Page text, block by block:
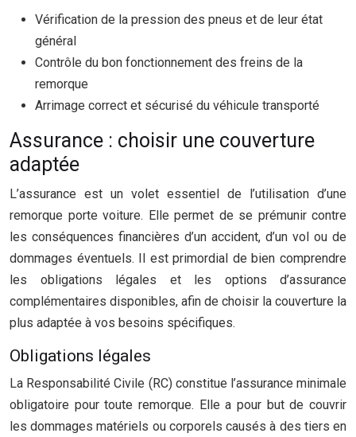
Vérification de la pression des pneus et de leur état
général
Contrôle du bon fonctionnement des freins de la
remorque
Arrimage correct et sécurisé du véhicule transporté
Assurance : choisir une couverture
adaptée
L’assurance est un volet essentiel de l’utilisation d’une
remorque porte voiture. Elle permet de se prémunir contre
les conséquences financières d’un accident, d’un vol ou de
dommages éventuels. Il est primordial de bien comprendre
les obligations légales et les options d’assurance
complémentaires disponibles, afin de choisir la couverture la
plus adaptée à vos besoins spécifiques.
Obligations légales
La Responsabilité Civile (RC) constitue l’assurance minimale
obligatoire pour toute remorque. Elle a pour but de couvrir
les dommages matériels ou corporels causés à des tiers en